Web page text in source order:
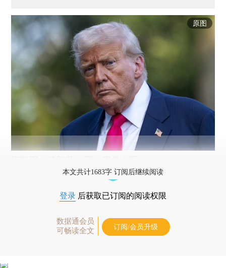
原图
本文共计1683字 订阅后继续阅读
登录 后获取已订阅的阅读权限
数据通会员
可畅读全文
订阅/会员升级